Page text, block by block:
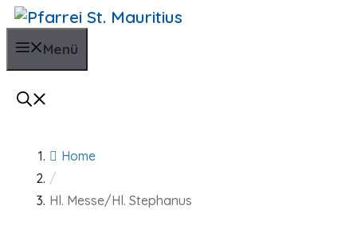
Zum
Inhalt
springen
Menü
Home
/
Hl. Messe/Hl. Stephanus